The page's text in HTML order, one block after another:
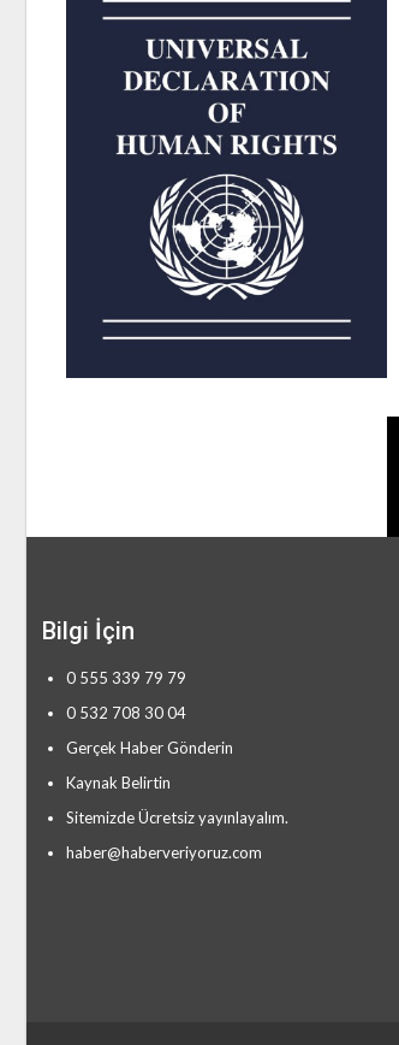
Bilgi İçin
0 555 339 79 79
0 532 708 30 04
Gerçek Haber Gönderin
Kaynak Belirtin
Sitemizde Ücretsiz yayınlayalım.
haber@haberveriyoruz.com